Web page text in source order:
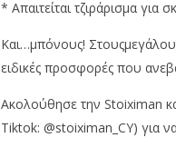
* Απαιτείται τζιράρισμα για
Και…μπόνους!
ειδικές προσφορές που
Ακολούθησε την Stoiximan
Tiktok: @stoiximan_CY) για